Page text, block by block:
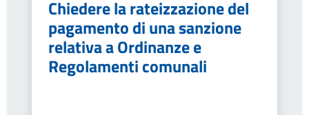
Chiedere la rateizzazione del
pagamento di una sanzione
relativa a Ordinanze e
Regolamenti comunali